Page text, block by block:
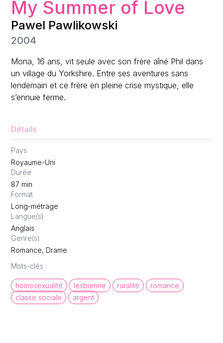
My Summer of Love
Pawel Pawlikowski
2004
Mona, 16 ans, vit seule avec son frère aîné Phil dans
un village du Yorkshire. Entre ses aventures sans
lendemain et ce frère en pleine crise mystique, elle
s’ennuie ferme.
Détails
Pays
Royaume-Uni
Durée
87 min
Format
Long-métrage
Langue(s)
Anglais
Genre(s)
Romance, Drame
Mots-clés
homosexualité lesbienne ruralité
romance
classe sociale
argent